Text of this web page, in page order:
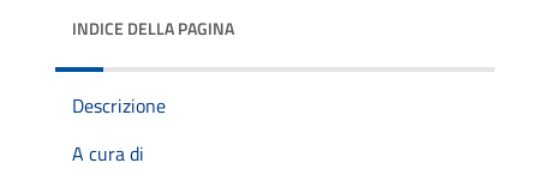
INDICE DELLA PAGINA
Descrizione
A cura di